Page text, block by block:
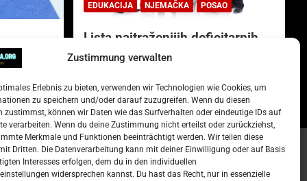
Zustimmung verwalten
Erlebnis zu bieten, verwenden wir Technologien wie Cookies, um
zu speichern und/oder darauf zuzugreifen. Wenn du diesen
zustimmst, können wir Daten wie das Surfverhalten oder eindeutige IDs auf
verarbeiten. Wenn du deine Zustimmung nicht erteilst oder zurückziehst,
Merkmale und Funktionen beeinträchtigt werden. Wir teilen diese
Dritten. Die Datenverarbeitung kann mit deiner Einwilligung oder auf Basis
Interesses erfolgen, dem du in den individuellen
widersprechen kannst. Du hast das Recht, nur in essenzielle
EDUKACIJA
NJEMAČKA POSAO
Lista najtraženijih deficitarnih
zanimanja u Njemačkoj.
–
Kalendar